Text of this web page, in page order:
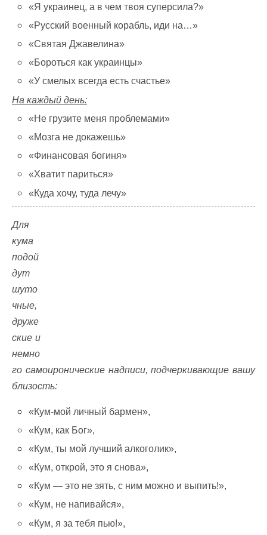
«Я украинец, а в чем твоя суперсила?»
«Русский военный корабль, иди на…»
«Святая Джавелина»
«Бороться как украинцы»
«У смелых всегда есть счастье»
На каждый день:
«Не грузите меня проблемами»
«Мозга не докажешь»
«Финансовая богиня»
«Хватит париться»
«Куда хочу, туда лечу»
Для
кума
подой
дут
шуто
чные,
друже
ские и
немно
го самоиронические надписи, подчеркивающие вашу
близость:
«Кум-мой личный бармен»,
«Кум, как Бог»,
«Кум, ты мой лучший алкоголик»,
«Кум, открой, это я снова»,
«Кум — это не зять, с ним можно и выпить!»,
«Кум, не напивайся»,
«Кум, я за тебя пью!»,